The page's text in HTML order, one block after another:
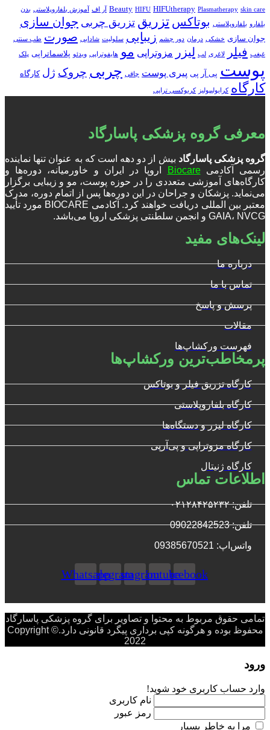
Beauty HIFU HIFUtherapy Plasmatherapy skin care آر اف آموزش بلفاروپلاستی بدن
بلفارو بلفاروپلاستی بوتاکس تزریق تزریق چربی جوان سازی
جوان سازی خشکی درمان دور چشم زیبایی سلولیت شادابی صورت طب سنتی
غبغب فیلر لاغری لب لیزر مزوتراپی مو هایفوتراپی ویدئو پلاسماتراپی پلک
پوست پی آر پی پیری پوست چاقی چربی چروک ژل کارگاه
کارگاه کرایولیپولیز کربوکسی تراپی
معرفی گروه پزشکی پاسارگاد
گروه پزشکی پاسارگاد بیش از دو دهه است که به عنوان تنها نماینده
رسمی آکادمیBiocare
اروپا در ایران و خاورمیانه، دوره‌ها و
کارگاه‌های آموزشی متعددی را در حوزه پوست، مو و زیبایی برگزار
می‌نماید. پزشکان و جراحان در این دوره‌ها پس از اتمام دوره، مدرک
معتبر بین المللی دریافت خواهند کرد. آکادمی BIOCARE مورد تأیید
GAIA، NVCG و انجمن سلطنتی پزشکی اروپا می‌باشد.
لینک‌های مفید
درباره ما
تماس با ما
پرسش و پاسخ
مقالات
فهرست ورکشاپ‌ها
پرمخاطب‌ترین ورکشاپ‌ها
کارگاه تزریق فیلر و بوتاکس
کارگاه بلفاروپلاستی
کارگاه لیزر و دستگاه‌ها
کارگاه مزوتراپی و پی‌آرپی
کارگاه ژنیتال
اطلاعات تماس
تلفن: ۰۲۱۲۸۴۲۵۲۳۲
تلفن: 09022842523
واتس‌‌اپ: 09385670521
Facebook
Youtube
Instagram
Telegram
Whatsapp
تمامی حقوق مربوط به محتوا و تصاویر برای گروه پزشکی پاسارگاد
محفوظ بوده و هرگونه کپی برداری پیگرد قانونی دارد.Copyright ©
2022
ورود
وارد حساب کاربری خود شوید!
نام کاربری
رمز عبور
مرا به خاطر بسپار